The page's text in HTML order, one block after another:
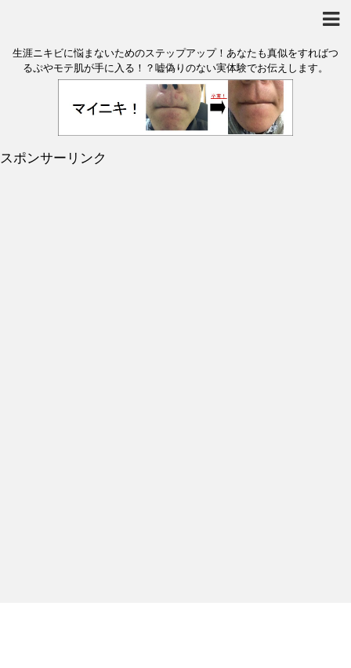
生涯ニキビに悩まないためのステップアップ！あなたも真似をすればつ
るぷやモテ肌が手に入る！？嘘偽りのない実体験でお伝えします。
スポンサーリンク